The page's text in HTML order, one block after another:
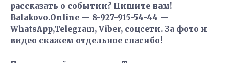
рассказать о событии? Пишите нам!
Balakovo.Online — 8-927-915-54-44 —
WhatsApp,Telegram, Viber, соцсети. За фото и
видео скажем отдельное спасибо!